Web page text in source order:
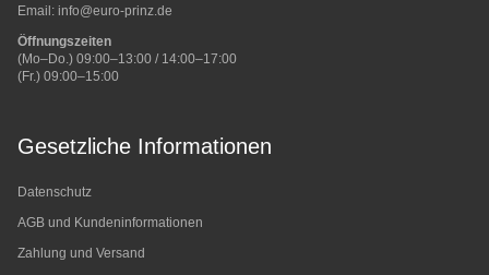
Email: info@euro-prinz.de
Öffnungszeiten
(Mo–Do.) 09:00–13:00 / 14:00–17:00
(Fr.) 09:00–15:00
Gesetzliche Informationen
Datenschutz
AGB und Kundeninformationen
Zahlung und Versand